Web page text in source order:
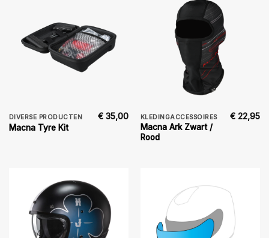
DIVERSE PRODUCTEN
Macna Tyre Kit
€ 35,00 KLEDINGACCESSOIRES
Macna Ark Zwart /
Rood
€ 22,95